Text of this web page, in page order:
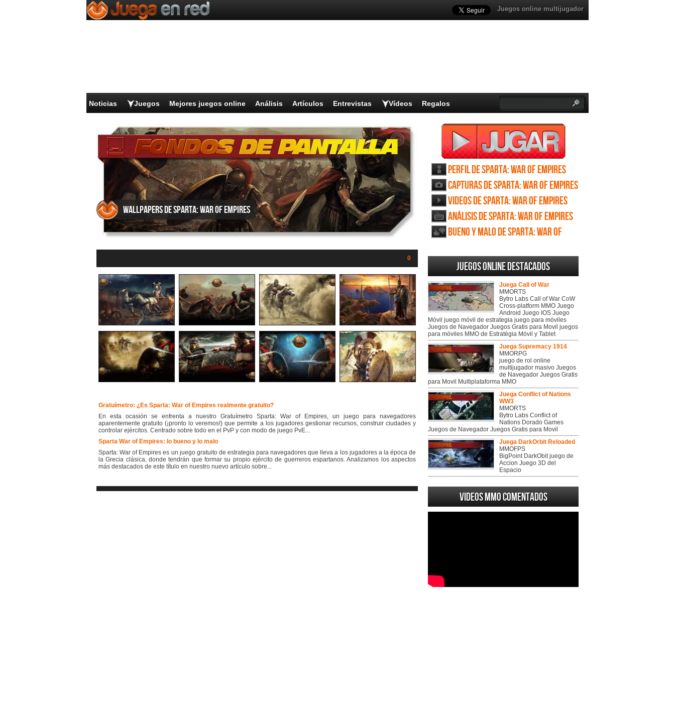
Juegos online multijugador
Noticias Juegos Mejores juegos online Análisis Artículos Entrevistas Vídeos Regalos
Wallpapers de Sparta: War of Empires
0
Gratuímetro: ¿Es Sparta: War of Empires realmente gratuito?
En esta ocasión se enfrenta a nuestro Gratuímetro Sparta: War of Empires, un juego para navegadores
aparentemente gratuito (¡pronto lo veremos!) que permite a los jugadores gestionar recursos, construir ciudades y
controlar ejércitos. Centrado sobre todo en el PvP y con modo de juego PvE...
Sparta War of Empires: lo bueno y lo malo
Sparta: War of Empires es un juego gratuito de estrategia para navegadores que lleva a los jugadores a la época de
la Grecia clásica, donde tendrán que formar su propio ejército de guerreros espartanos. Analizamos los aspectos
más destacados de este título en nuestro nuevo artículo sobre...
Perfil de Sparta: War of Empires
Capturas de Sparta: War of Empires
Videos de Sparta: War of Empires
Análisis de Sparta: War of Empires
Bueno y Malo de Sparta: War of
Juegos online destacados
Juega Call of War
MMORTS
Bytro Labs Call of War CoW
Cross-platform MMO Juego
Android Juego IOS Juego
Móvil juego móvil de estrategia juego para móviles
Juegos de Navegador Juegos Gratis para Movil juegos
para móviles MMO de Estratégia Móvil y Tablet
Juega Supremacy 1914
MMORPG
juego de rol online
multijugador masivo Juegos
de Navegador Juegos Gratis
para Movil Multiplataforma MMO
Juega Conflict of Nations
WW3
MMORTS
Bytro Labs Conflict of
Nations Dorado Games
Juegos de Navegador Juegos Gratis para Movil
Juega DarkOrbit Reloaded
MMOFPS
BigPoint DarkObit juego de
Accion Juego 3D del
Espacio
Videos MMO Comentados